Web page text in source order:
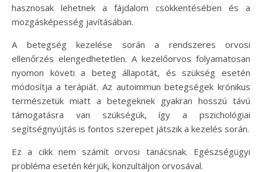
hasznosak lehetnek a fájdalom csökkentésében és a
mozgásképesség javításában.
A betegség kezelése során a rendszeres orvosi
ellenőrzés elengedhetetlen. A kezelőorvos folyamatosan
nyomon követi a beteg állapotát, és szükség esetén
módosítja a terápiát. Az autoimmun betegségek krónikus
természetük miatt a betegeknek gyakran hosszú távú
támogatásra van szükségük, így a pszichológiai
segítségnyújtás is fontos szerepet játszik a kezelés során.
Ez a cikk nem számít orvosi tanácsnak. Egészségügyi
probléma esetén kérjük, konzultáljon orvosával.